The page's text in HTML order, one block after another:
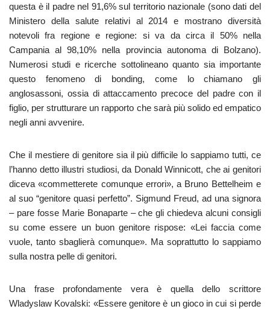
questa è il padre nel 91,6% sul territorio nazionale (sono dati del
Ministero della salute relativi al 2014 e mostrano diversità
notevoli fra regione e regione: si va da circa il 50% nella
Campania al 98,10% nella provincia autonoma di Bolzano).
Numerosi studi e ricerche sottolineano quanto sia importante
questo fenomeno di bonding, come lo chiamano gli
anglosassoni, ossia di attaccamento precoce del padre con il
figlio, per strutturare un rapporto che sarà più solido ed empatico
negli anni avvenire.
Che il mestiere di genitore sia il più difficile lo sappiamo tutti, ce
l’hanno detto illustri studiosi, da Donald Winnicott, che ai genitori
diceva «commetterete comunque errori», a Bruno Bettelheim e
al suo “genitore quasi perfetto”. Sigmund Freud, ad una signora
– pare fosse Marie Bonaparte – che gli chiedeva alcuni consigli
su come essere un buon genitore rispose: «Lei faccia come
vuole, tanto sbaglierà comunque». Ma soprattutto lo sappiamo
sulla nostra pelle di genitori.
Una frase profondamente vera è quella dello scrittore
Wladyslaw Kovalski: «Essere genitore è un gioco in cui si perde